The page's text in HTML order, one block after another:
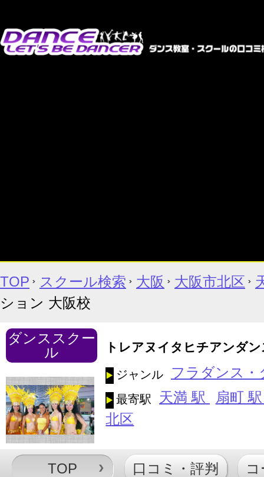
TOP スクール検索 大阪 大阪市北区
ション 大阪校
ダンススクー
ル
トレアヌイタヒチアンダ
ジャンル フラダンス
最寄駅 天満 駅
扇町
北区
TOP 口コミ・評判